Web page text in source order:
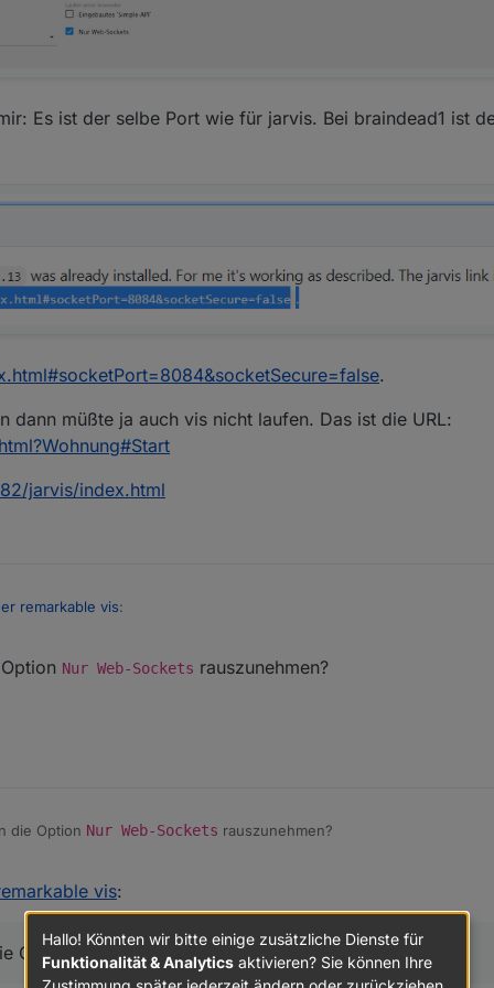
Es ist der selbe Port wie für jarvis. Bei braindead1 ist
.
dann müßte ja auch vis nicht laufen. Das ist die URL:
jarvis/index.html
remarkable vis:
mit integriertem Socket oder mitsocket.io? Kannst du bitte einen
issues/74#issuecomment-693573438
Nur Web-Sockets rauszunehmen?
die Option Nur Web-Sockets rauszunehmen?
vis:
Option Nur Web-Socketsrauszunehmen?
Hallo! Könnten wir bitte einige zusätzliche Dienste für
Funktionalität & Analytics aktivieren? Sie können Ihre